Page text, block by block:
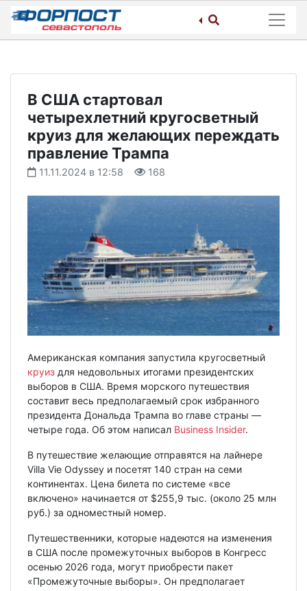
Skip
content
В США стартовал
четырехлетний кругосветный
круиз для желающих переждать
правление Трампа
11.11.2024 в 12:58 168
Американская компания запустила кругосветный
круиз для недовольных итогами президентских
выборов в США. Время морского путешествия
составит весь предполагаемый срок избранного
президента Дональда Трампа во главе страны —
четыре года. Об этом написал Business Insider.
В путешествие желающие отправятся на лайнере
Villa Vie Odyssey и посетят 140 стран на семи
континентах. Цена билета по системе «все
включено» начинается от $255,9 тыс. (около 25 млн
руб.) за одноместный номер.
Путешественники, которые надеются на изменения
в США после промежуточных выборов в Конгресс
осенью 2026 года, могут приобрести пакет
«Промежуточные выборы». Он предполагает